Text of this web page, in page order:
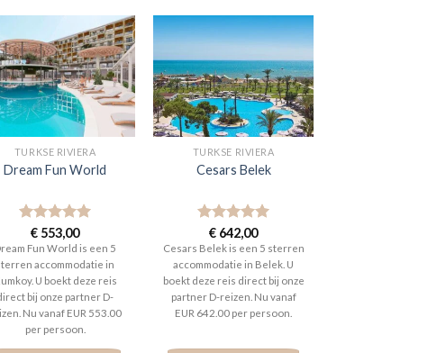
TURKSE RIVIERA
Dream Fun World
Gewaardeerd
5 uit 5
€ 553,00
Fun World is een 5
accommodatie in
U boekt deze reis
bij onze partner D-
Nu vanaf EUR 553.00
per persoon.
TURKSE RIVIERA
Cesars Belek
Gewaardeerd
5uit 5
€ 642,00
Cesars Belek is een 5 sterren
accommodatie in Belek. U
boekt deze reis direct bij onze
partner D-reizen. Nu vanaf
EUR 642.00 per persoon.